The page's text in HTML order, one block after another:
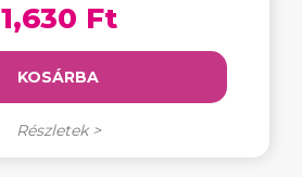
1,630 Ft
KOSÁRBA
Részletek >